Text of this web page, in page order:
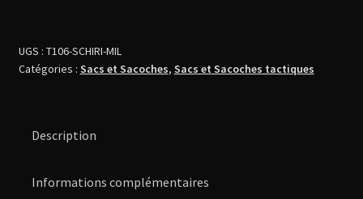
MIL
UGS : T106-SCHIRI-MIL
Catégories : Sacs et Sacoches, Sacs et Sacoches tactiques
Description
Informations complémentaires